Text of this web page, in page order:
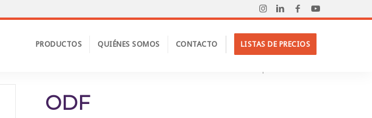
PRODUCTOS QUIÉNES SOMOS CONTACTO LISTAS DE PRECIOS
ODF